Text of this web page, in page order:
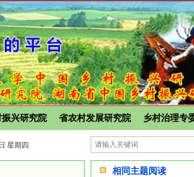
兴研究院 省农村发展研究院 乡村治理专
星期四
相同主题阅读